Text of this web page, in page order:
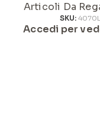
Articoli Da
SKU:
Accedi per